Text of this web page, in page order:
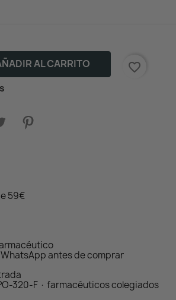
AL CARRITO
favorite_border
59€
antes de comprar
320-F · farmacéuticos colegiados